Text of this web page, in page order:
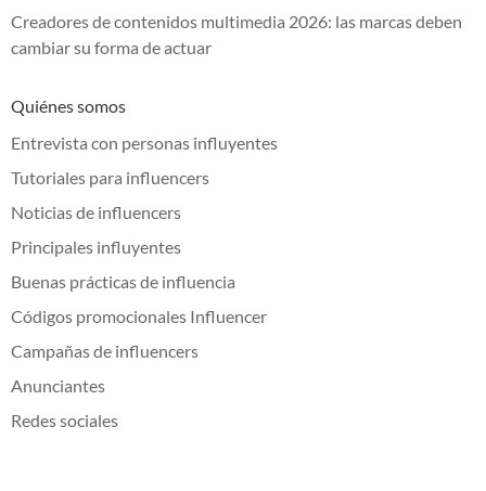
Creadores de contenidos multimedia 2026: las marcas deben
cambiar su forma de actuar
Quiénes somos
Entrevista con personas influyentes
Tutoriales para influencers
Noticias de influencers
Principales influyentes
Buenas prácticas de influencia
Códigos promocionales Influencer
Campañas de influencers
Anunciantes
Redes sociales